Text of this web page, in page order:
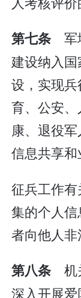
第七条 军
建设纳入
设，实现
育、公安
康、退役
信息共享和
征兵工作
集的个人
者向他人非
第八条 机
深入开展